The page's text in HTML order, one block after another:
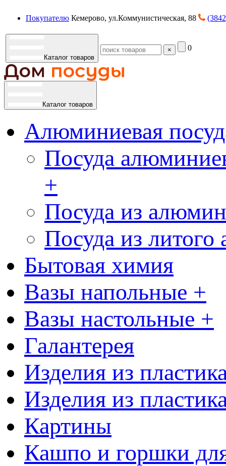
Покупателю Кемерово, ул.Коммунистическая, 88
Каталог товаров
× 0
Каталог товаров
Алюминиевая
Посуда
+
Посуда из
Посуда из
Бытовая химия
Вазы напольные +
Вазы настольные +
Галантерея
Изделия из
Изделия из
Картины
Кашпо и горшки